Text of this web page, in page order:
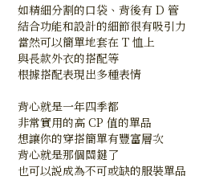
如精細分割的口袋、背後有 D 管
結合功能和設計的細節很有吸引力
當然可以簡單地套在 T 恤上
與長款外衣的搭配等
根據搭配表現出多種表情
背心就是一年四季都
非常實用的高 CP 值的單品
想讓你的穿搭簡單有豐富層次
背心就是那個關鍵了
也可以説成為不可或缺的服裝單品